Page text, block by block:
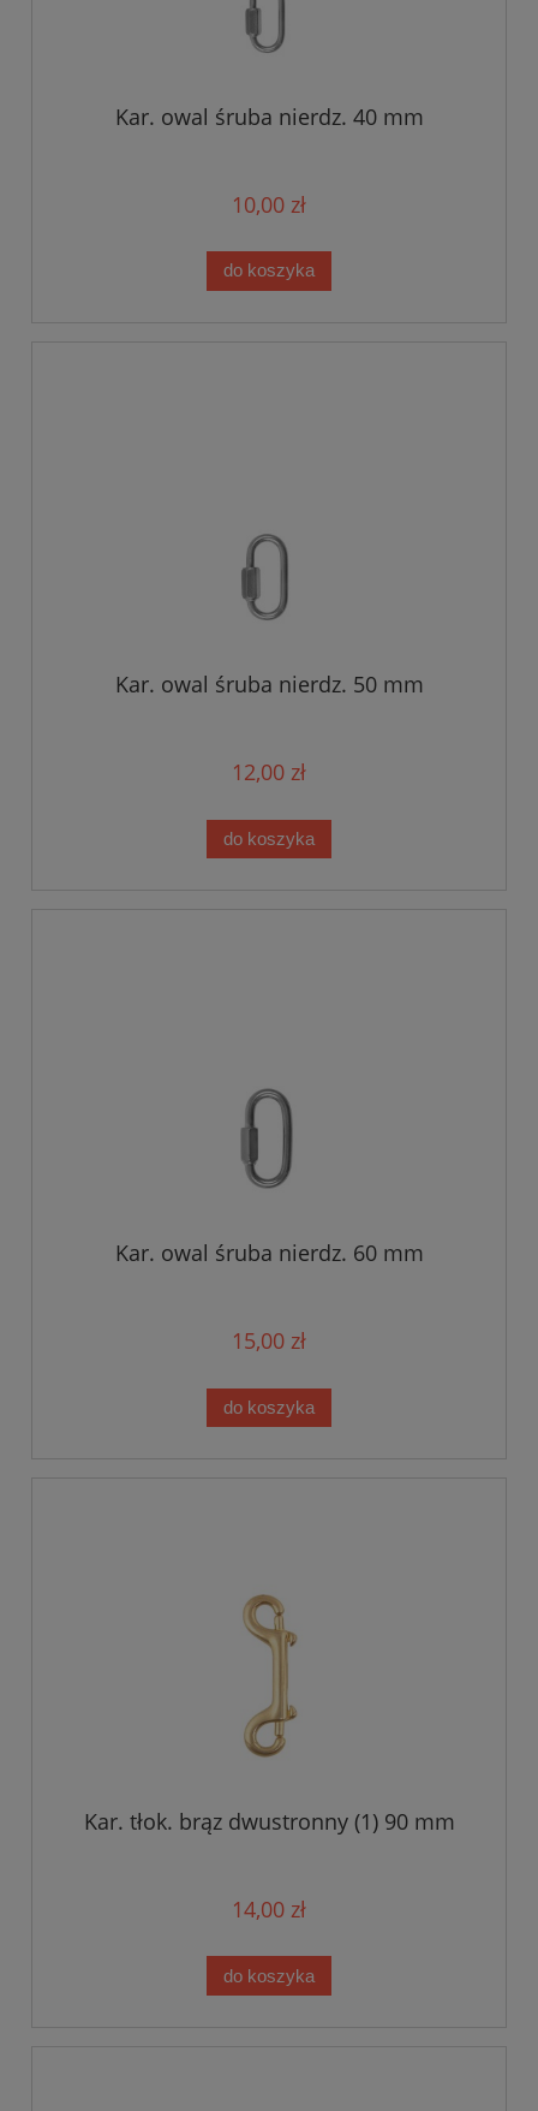
Kar. owal śruba nierdz. 40 mm
10,00 zł
do koszyka
Kar. owal śruba nierdz. 50 mm
12,00 zł
do koszyka
Kar. owal śruba nierdz. 60 mm
15,00 zł
do koszyka
Kar. tłok. brąz dwustronny (1) 90 mm
14,00 zł
do koszyka